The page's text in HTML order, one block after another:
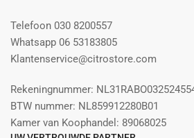
Telefoon 030 8200557
Whatsapp 06 53183805
Klantenservice@citrostore.com
Rekeningnummer:
BTW nummer: NL859912280B01
Kamer van Koophandel: 89068025